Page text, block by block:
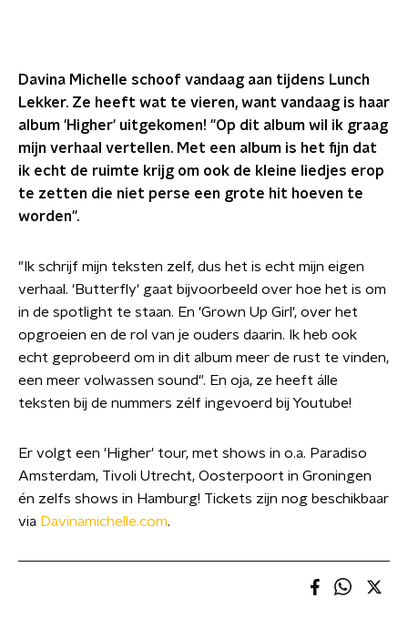
Davina Michelle schoof vandaag aan tijdens Lunch
Lekker. Ze heeft wat te vieren, want vandaag is haar
album 'Higher' uitgekomen! "Op dit album wil ik graag
mijn verhaal vertellen. Met een album is het fijn dat
ik echt de ruimte krijg om ook de kleine liedjes erop
te zetten die niet perse een grote hit hoeven te
worden".
"Ik schrijf mijn teksten zelf, dus het is echt mijn eigen
verhaal. 'Butterfly' gaat bijvoorbeeld over hoe het is om
in de spotlight te staan. En 'Grown Up Girl', over het
opgroeien en de rol van je ouders daarin. Ik heb ook
echt geprobeerd om in dit album meer de rust te vinden,
een meer volwassen sound". En oja, ze heeft álle
teksten bij de nummers zélf ingevoerd bij Youtube!
Er volgt een 'Higher' tour, met shows in o.a. Paradiso
Amsterdam, Tivoli Utrecht, Oosterpoort in Groningen
én zelfs shows in Hamburg! Tickets zijn nog beschikbaar
via Davinamichelle.com.